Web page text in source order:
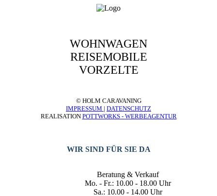
WOHNWAGEN
REISEMOBILE
VORZELTE
© HOLM CARAVANING
IMPRESSUM | DATENSCHUTZ
REALISATION POTTWORKS - WERBEAGENTUR
WIR SIND FÜR SIE DA
Beratung & Verkauf
Mo. - Fr.: 10.00 - 18.00 Uhr
Sa.: 10.00 - 14.00 Uhr